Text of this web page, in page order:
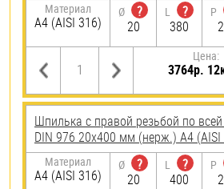
Материал
A4 (AISI 316)
Ø
?
20
L
?
380
P
Цена:
3764р.
Шпилька с правой резьбой по
DIN 976 20х400 мм (нерж.) A4 (AISI
Материал
A4 (AISI 316)
Ø
?
20
L
?
400
P